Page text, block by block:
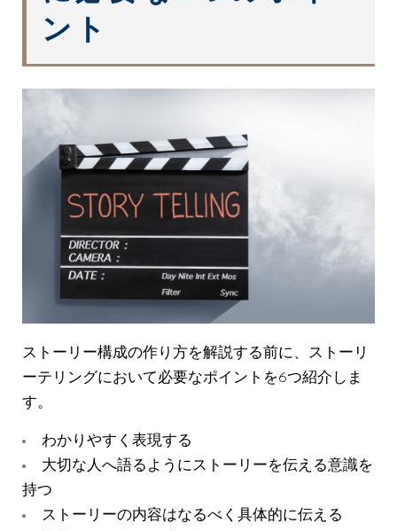
ント
ストーリー構成の作り方を解説する前に、ストーリ
ーテリングにおいて必要なポイントを6つ紹介しま
す。
わかりやすく表現する
大切な人へ語るようにストーリーを伝える意識を
持つ
ストーリーの内容はなるべく具体的に伝える